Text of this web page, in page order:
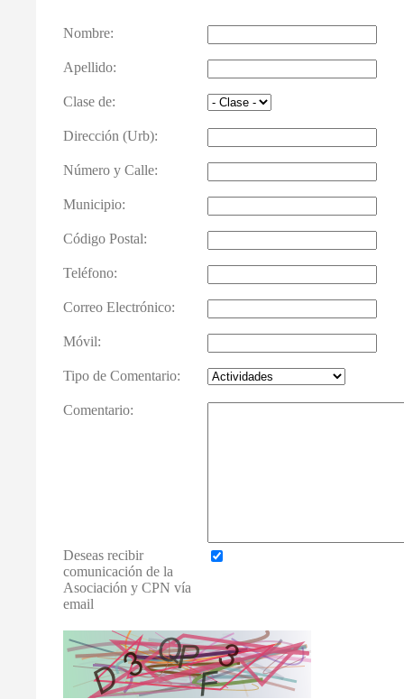
Nombre:
Apellido:
Clase de:
Dirección (Urb):
Número y Calle:
Municipio:
Código Postal:
Teléfono:
Correo Electrónico:
Móvil:
Tipo de Comentario:
Comentario:
Deseas recibir
comunicación de la
Asociación y CPN vía
email